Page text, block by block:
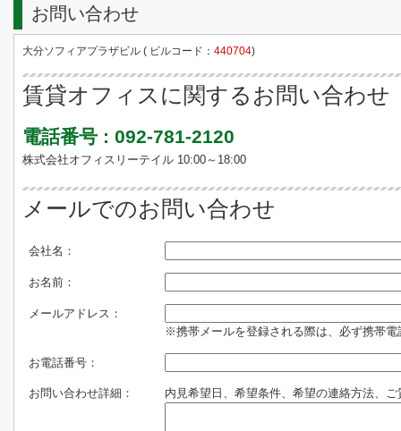
お問い合わせ
大分ソフィアプラザビル ( ビルコード： 440704)
賃貸オフィスに関するお問い合わせ
電話番号 : 092-781-2120
株式会社オフィスリーテイル 10:00～18:00
メールでのお問い合わせ
会社名：
お名前：
メールアドレス：
※携帯メールを登録される際は、必ず携帯
お電話番号：
お問い合わせ詳細： 内見希望日、希望条件、希望の連絡方法、ご